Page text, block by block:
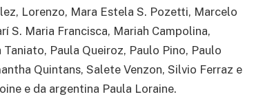
Lorenzo, Mara Estela S. Pozetti, Marcelo
S. Maria Francisca, Mariah Campolina,
Paula Queiroz, Paulo Pino, Paulo
Quintans, Salete Venzon, Silvio Ferraz e
e da argentina Paula Loraine.